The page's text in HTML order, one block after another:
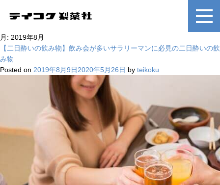
月: 2019年8月
【二日酔いの飲み物】飲み会が多いサラリーマンに必見の二日酔いの飲
み物
Posted on 2019年8月9日2020年5月26日 by teikoku